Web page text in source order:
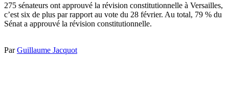
275 sénateurs ont approuvé la révision constitutionnelle à Versailles,
c’est six de plus par rapport au vote du 28 février. Au total, 79 % du
Sénat a approuvé la révision constitutionnelle.
ParGuillaume Jacquot